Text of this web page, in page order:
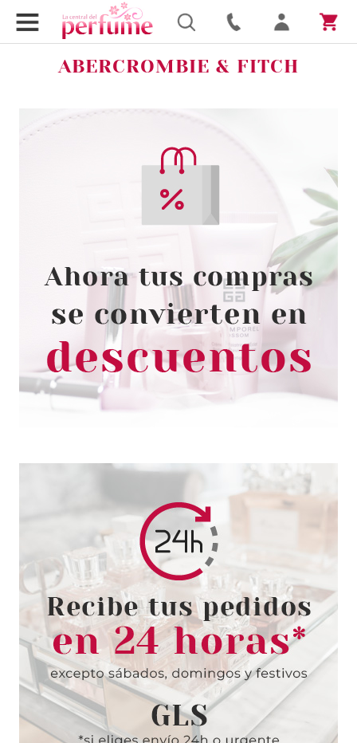
ABERCROMBIE & FITCH